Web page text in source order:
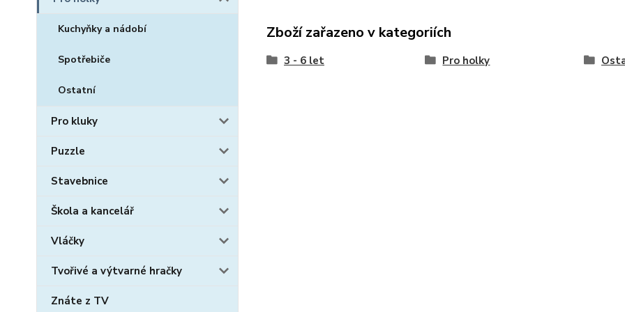
Kuchyňky a nádobí
Spotřebiče
Ostatní
Pro kluky
Puzzle
Stavebnice
Škola a kancelář
Vláčky
Tvořivé a výtvarné hračky
Znáte z TV
Zboží zařazeno v kategoriích
3 - 6 let Pro holky